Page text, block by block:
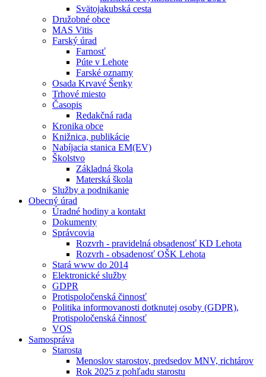
Svätojakubská cesta
Družobné obce
MAS Vitis
Farský úrad
Farnosť
Púte v Lehote
Farské oznamy
Osada Krvavé Šenky
Trhové miesto
Časopis
Redakčná rada
Kronika obce
Knižnica, publikácie
Nabíjacia stanica EM(EV)
Školstvo
Základná škola
Materská škola
Služby a podnikanie
Obecný úrad
Úradné hodiny a kontakt
Dokumenty
Správcovia
Rozvrh - pravidelná obsadenosť KD Lehota
Rozvrh - obsadenosť OŠK Lehota
Stará www do 2014
Elektronické služby
GDPR
Protispoločenská činnosť
Politika informovanosti dotknutej osoby (GDPR),
Protispoločenská činnosť
VOS
Samospráva
Starosta
Menoslov starostov, predsedov MNV, richtárov
Rok 2025 z pohľadu starostu